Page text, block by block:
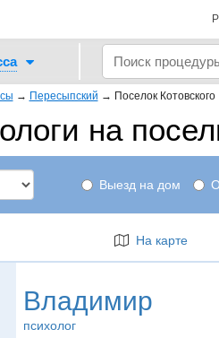
→ Пересыпский → Поселок Котовского
на
Выезд на дом
На карте
Владимир
психолог